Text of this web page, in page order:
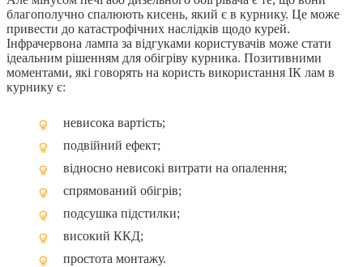
благополучно спалюють кисень, який є в курнику. Це може
привести до катастрофічних наслідків щодо курей.
Інфрачервона лампа за відгуками користувачів може стати
ідеальним рішенням для обігріву курника. Позитивними
моментами, які говорять на користь використання ІК лам в
курнику є:
невисока вартість;
подвійний ефект;
відносно невисокі витрати на опалення;
спрямований обігрів;
подсушка підстилки;
високий ККД;
простота монтажу.